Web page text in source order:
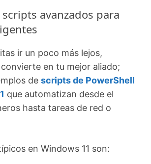
scripts avanzados para
ir un poco más lejos,
en tu mejor aliado;
de scripts de PowerShell
que automatizan desde el
hasta tareas de red o
en Windows 11 son: